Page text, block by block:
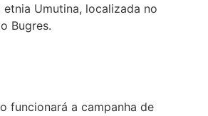
Umutina, localizada no
Bugres.
funcionará a campanha de